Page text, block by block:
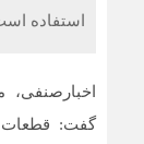
استفاده
گفت: قطعات